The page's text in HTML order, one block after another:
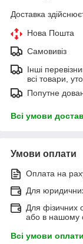
Доставка
Нова Пошта
Самовивіз
Інші
всі товари,
Попутне
Всі умови
Умови оплати
Оплата на
Для юридичних
Для фізичних
або в нашому
Всі умови оплати